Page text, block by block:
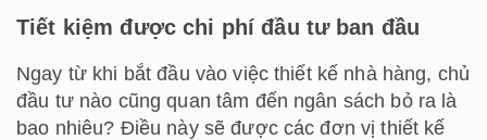
Tiết kiệm được chi phí đầu tư ban đầu
Ngay từ khi bắt đầu vào việc thiết kế nhà hàng, chủ
đầu tư nào cũng quan tâm đến ngân sách bỏ ra là
bao nhiêu? Điều này sẽ được các đơn vị thiết kế